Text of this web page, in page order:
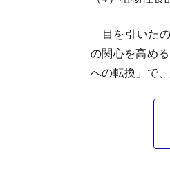
目を引いた
の関心を高め
への転換」で